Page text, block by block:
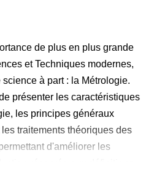
de plus en plus grande
et Techniques modernes,
à part : la Métrologie.
présenter les caractéristiques
les principes généraux
traitements théoriques des
d'améliorer les